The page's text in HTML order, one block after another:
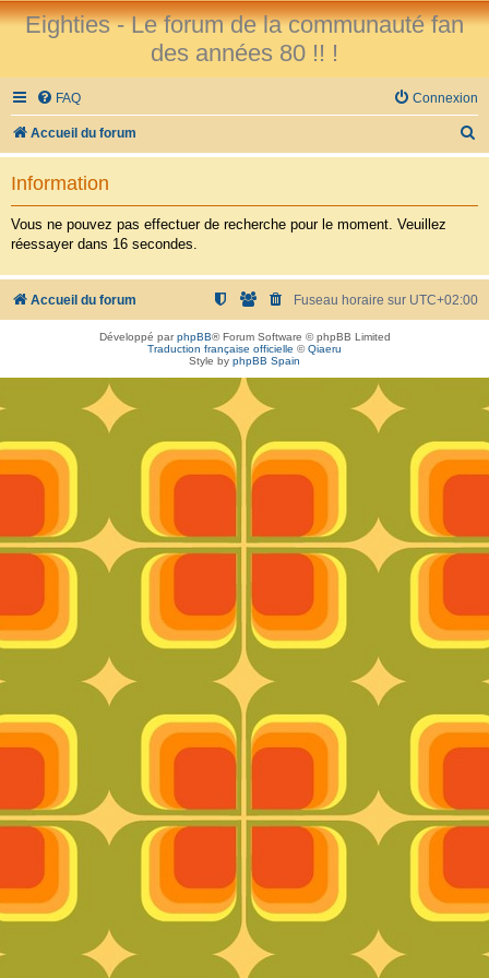
Eighties - Le forum de la communauté fan
des années 80 !! !
FAQ Connexion
Accueil du forum
e
r
c
Information
Vous ne pouvez pas effectuer de recherche pour le moment. Veuillez
réessayer dans 16 secondes.
Accueil du forum Fuseau horaire sur UTC+02:00
Développé parphpBB® Forum Software © phpBB Limited
Traduction française officielle ©Qiaeru
Style by phpBB Spain